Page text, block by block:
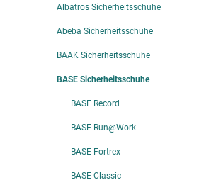
Albatros Sicherheitsschuhe
Abeba Sicherheitsschuhe
BAAK Sicherheitsschuhe
BASE Sicherheitsschuhe
BASE Record
BASE Run@Work
BASE Fortrex
BASE Classic